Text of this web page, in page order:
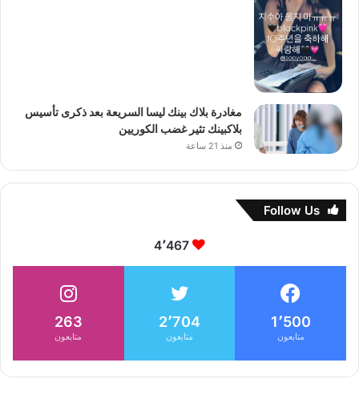
مغادرة بلاك بينك ليسا السريعة بعد ذكرى تأسيس
بلاكبينك تثير غضب الكوريين
منذ 21 ساعة
Follow Us
4٬467
1٬500
متابعون
2٬704
متابعون
263
متابعون